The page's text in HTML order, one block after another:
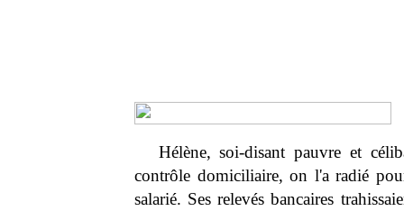
Hélène, soi-disant pauvre et
contrôle domiciliaire, on l'a radié
salarié. Ses relevés bancaires